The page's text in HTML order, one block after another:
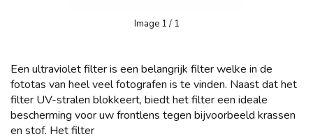
Image 1 / 1
Een ultraviolet filter is een belangrijk filter welke in de
fototas van heel veel fotografen is te vinden. Naast dat het
filter UV-stralen blokkeert, biedt het filter een ideale
bescherming voor uw frontlens tegen bijvoorbeeld krassen
en stof. Het filter